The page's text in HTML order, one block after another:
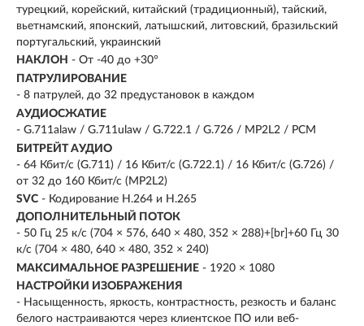
турецкий, корейский, китайский (традиционный), тайский,
вьетнамский, японский, латышский, литовский, бразильский
португальский, украинский
НАКЛОН - От -40 до +30°
ПАТРУЛИРОВАНИЕ
- 8 патрулей, до 32 предустановок в каждом
АУДИОСЖАТИЕ
- G.711alaw / G.711ulaw / G.722.1 / G.726 / MP2L2 / PCM
БИТРЕЙТ АУДИО
- 64 Кбит/с (G.711) / 16 Кбит/с (G.722.1) / 16 Кбит/с (G.726) /
от 32 до 160 Кбит/с (MP2L2)
SVC - Кодирование H.264 и H.265
ДОПОЛНИТЕЛЬНЫЙ ПОТОК
- 50 Гц 25 к/с (704 × 576, 640 × 480, 352 × 288)+[br]+60 Гц 30
к/с (704 × 480, 640 × 480, 352 × 240)
МАКСИМАЛЬНОЕ РАЗРЕШЕНИЕ - 1920 × 1080
НАСТРОЙКИ ИЗОБРАЖЕНИЯ
- Насыщенность, яркость, контрастность, резкость и баланс
белого настраиваются через клиентское ПО или веб-